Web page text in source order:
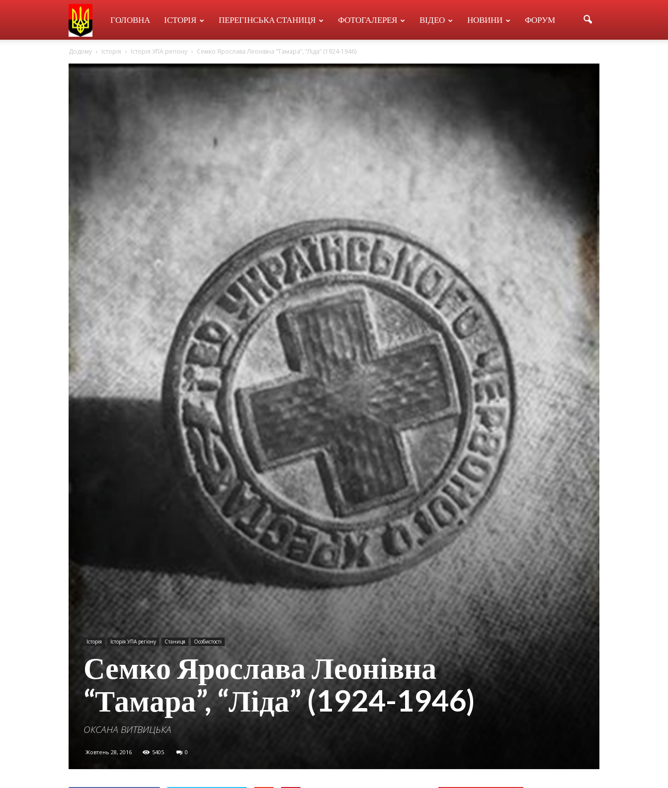
УПА
ГОЛОВНА ІСТОРІЯ ПЕРЕГІНСЬКА СТАНИЦЯ ФОТОГАЛЕРЕЯ ВІДЕО НОВИНИ ФОРУМ
Додому Історія Історія УПА регіону Семко Ярослава Леонівна “Тамара”, “Ліда” (1924-1946)
Історія Історія УПА регіону Станиця Особистості
Семко Ярослава Леонівна
“Тамара”, “Ліда” (1924-1946)
ОКСАНА ВИТВИЦЬКА
Жовтень 28, 2016 5405 0